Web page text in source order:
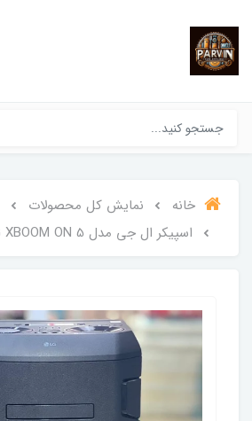
خانه نمایش کل محصولات
اسپیکر ال جی مدل LG XBOOM ON 5